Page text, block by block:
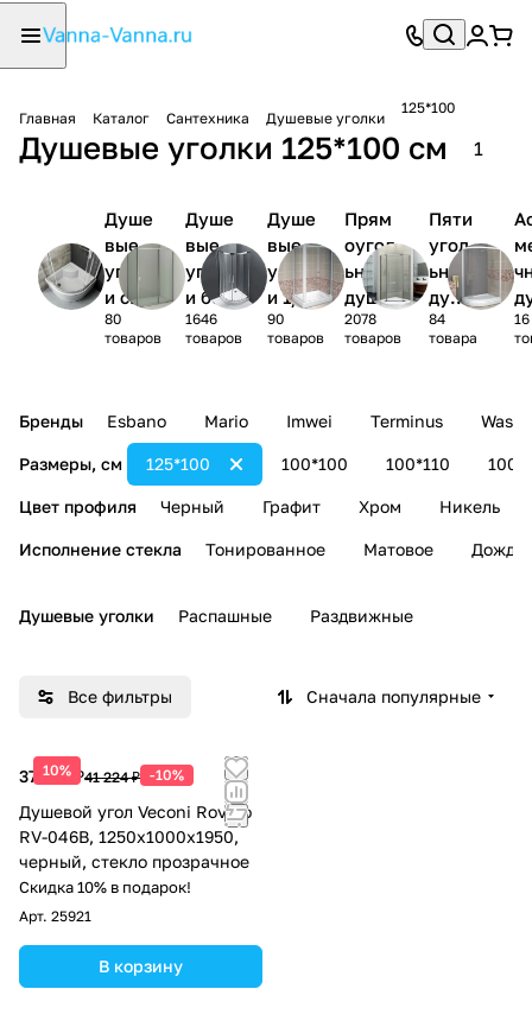
Главная Каталог Сантехника Душевые уголки
125*100
Душевые уголки 125*100 см 1
Душе
вые
уголк
и с
поддо
ном
80
товаров
Душе
вые
уголк
и без
поддо
на
1646
товаров
Душе
вые
уголк
и 1/4
круга
90
товаров
Прям
оугол
ьные
душев
ые
уголк
2078
товаров
Пяти
угол
ьные
душе
вые
угол
84
товара
16
Бренды Esbano Mario Imwei Terminus
Размеры, см 100*100 100*110
125*100
Цвет профиля Черный Графит Хром Никель
Исполнение стекла Тонированное Матовое Дождь
Душевые уголки Распашные Раздвижные
Все фильтры Сначала популярные
10%
37 102 ₽41 224 ₽ -10%
Душевой угол Veconi Rovigo
RV-046B, 1250х1000х1950,
черный, стекло прозрачное
Скидка 10% в подарок!
Арт. 25921
В корзину